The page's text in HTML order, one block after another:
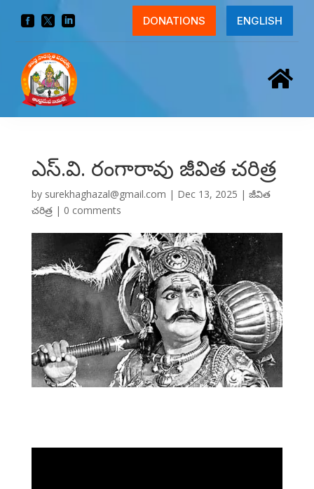
   DONATIONS ENGLISH

ఎస్.వి. రంగారావు జీవిత చరిత్ర
by surekhaghazal@gmail.com | Dec 13, 2025 | జీవిత
చరిత్ర| 0 comments